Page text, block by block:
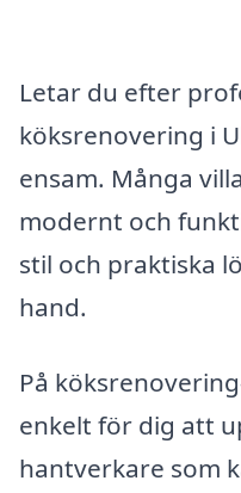
Letar du efter
köksrenovering i
ensam. Många
modernt och
stil och praktiska
hand.
På
enkelt för dig att
hantverkare som